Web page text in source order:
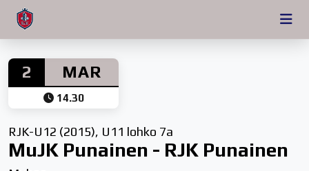
2 MAR
14.30
RJK-U12 (2015), U11 lohko 7a
MuJK Punainen - RJK Punainen